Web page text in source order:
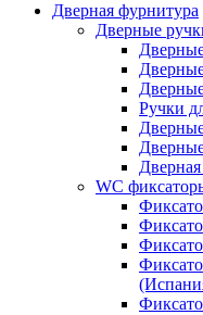
Дверная фурнитура
Дверные
Ручки
WC